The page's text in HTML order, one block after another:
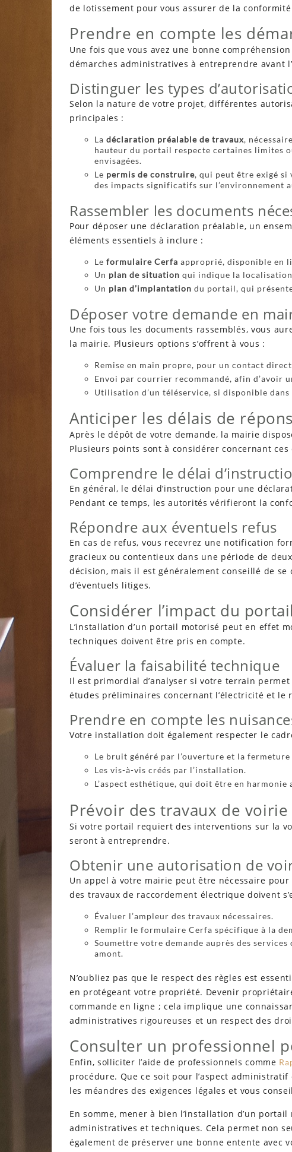
de lotissement pour vous assurer de la
Prendre en compte les
Une fois que vous avez une bonne
démarches administratives à entreprendre avant
Distinguer les types
Selon la nature de votre projet, différentes
principales :
La déclaration préalable de travaux,
hauteur du portail respecte certaines limites
envisagées.
Le permis de construire, qui peut être exigé
des impacts significatifs sur l’environnement
Rassembler les documents
Pour déposer une déclaration préalable, un
éléments essentiels à inclure :
Le formulaire Cerfa approprié, disponible en
Un plan de situation qui indique la
Un plan d’implantation du portail, qui
Déposer votre demande en
Une fois tous les documents rassemblés, vous
la mairie. Plusieurs options s’offrent à vous :
Remise en main propre, pour un contact
Envoi par courrier recommandé, afin d’avoir
Utilisation d’un téléservice, si disponible
Anticiper les délais de
Après le dépôt de votre demande, la mairie
Plusieurs points sont à considérer concernant ces
Comprendre le délai
En général, le délai d’instruction pour une
Pendant ce temps, les autorités vérifieront la
Répondre aux éventuels refus
En cas de refus, vous recevrez une notification
gracieux ou contentieux dans une période de
décision, mais il est généralement conseillé de
d’éventuels litiges.
Considérer l’impact du
L’installation d’un portail motorisé peut en effet
techniques doivent être pris en compte.
Évaluer la faisabilité technique
Il est primordial d’analyser si votre terrain
études préliminaires concernant l’électricité et le
Prendre en compte les
Votre installation doit également respecter le
Le bruit généré par l’ouverture et la
Les vis-à-vis créés par l’installation.
L’aspect esthétique, qui doit être en harmonie
Prévoir des travaux de voirie
Si votre portail requiert des interventions sur la
seront à entreprendre.
Obtenir une autorisation de
Un appel à votre mairie peut être nécessaire
des travaux de raccordement électrique doivent
Évaluer l’ampleur des travaux nécessaires.
Remplir le formulaire Cerfa spécifique à la
Soumettre votre demande auprès des
amont.
N’oubliez pas que le respect des règles est
en protégeant votre propriété. Devenir
commande en ligne ; cela implique une
administratives rigoureuses et un respect des
Consulter un professionnel
Enfin, solliciter l’aide de professionnels comme
procédure. Que ce soit pour l’aspect
les méandres des exigences légales et vous
En somme, mener à bien l’installation d’un
administratives et techniques. Cela permet non
également de préserver une bonne entente avec